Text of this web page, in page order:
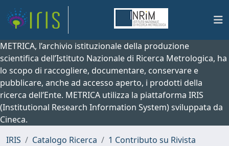
METRICA, l’archivio istituzionale della produzione
scientifica dell’Istituto Nazionale di Ricerca Metrologica, ha
lo scopo di raccogliere, documentare, conservare e
pubblicare, anche ad accesso aperto, i prodotti della
ricerca dell’Ente. METRICA utilizza la piattaforma IRIS
(Institutional Research Information System) sviluppata da
Cineca.
IRIS
Catalogo Ricerca
1 Contributo su Rivista